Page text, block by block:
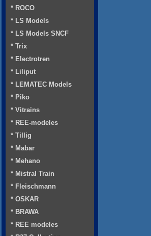
* ROCO
* LS Models
* LS Models SNCF
* Trix
* Electrotren
* Liliput
* LEMATEC Models
* Piko
* Vitrains
* REE-modeles
* Tillig
* Mabar
* Mehano
* Mistral Train
* Fleischmann
* OSKAR
* BRAWA
* REE modeles